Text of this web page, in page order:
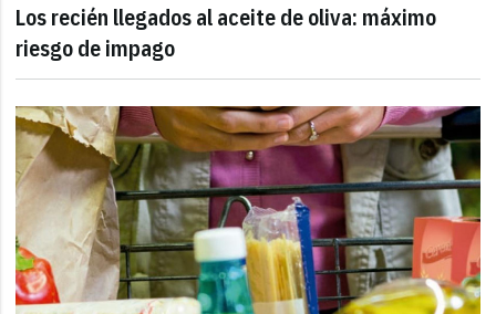
Los recién llegados al aceite de oliva: máximo
riesgo de impago